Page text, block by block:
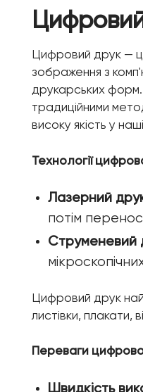
Цифровий друк —
зображення з
друкарських форм.
традиційними
високу якість у
Технології
Лазерний
потім
Струменевий
Цифровий друк
листівки,
Переваги
Швидкість